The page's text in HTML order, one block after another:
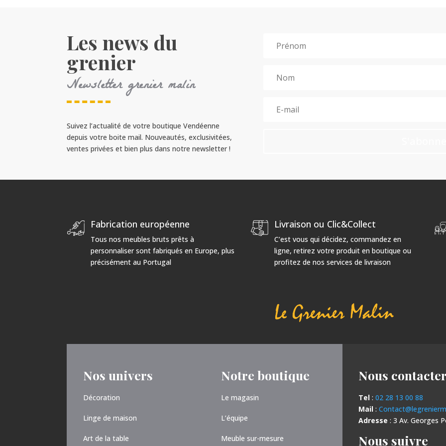
Les news du
grenier
Newsletter grenier malin
Suivez l’actualité de votre boutique Vendéenne
depuis votre boite mail. Nouveautés, exclusivitées,
ventes privées et bien plus dans notre newsletter !
Fabrication européenne
Tous nos meubles bruts prêts à
personnaliser sont fabriqués en Europe, plus
précisément au Portugal
Livraison ou Clic&Collect
C’est vous qui décidez, commandez en
ligne, retirez votre produit en boutique ou
profitez de nos services de livraison
Nos univers
Décoration
Linge de maison
Art de la table
Notre boutique
Le magasin
L’équipe
Meuble sur-mesure
Nous
Tel :02 28 13 00 88
Mail :
Adresse : 3 Av. Georges
Nous suivre